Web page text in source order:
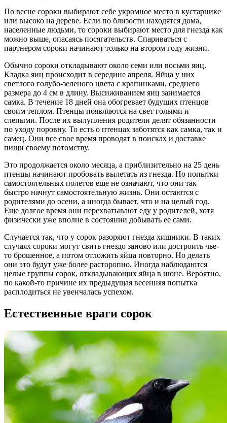
По весне сороки выбирают себе укромное место в кустарнике
или высоко на дереве. Если по близости находятся дома,
населенные людьми, то сороки выбирают место для гнезда как
можно выше, опасаясь посягательств. Спариваться с
партнером сороки начинают только на втором году жизни.
Обычно сороки откладывают около семи или восьми яиц.
Кладка яиц происходит в середине апреля. Яйца у них
светлого голубо-зеленого цвета с крапинками, среднего
размера до 4 см в длину. Высиживанием яиц занимается
самка. В течение 18 дней она обогревает будущих птенцов
своим теплом. Птенцы появляются на свет голыми и
слепыми. После их вылупления родители делят обязанности
по уходу поровну. То есть о птенцах заботятся как самка, так и
самец. Они все свое время проводят в поисках и доставке
пищи своему потомству.
Это продолжается около месяца, а приблизительно на 25 день
птенцы начинают пробовать вылетать из гнезда. Но попытки
самостоятельных полетов еще не означают, что они так
быстро начнут самостоятельную жизнь. Они остаются с
родителями до осени, а иногда бывает, что и на целый год.
Еще долгое время они перехватывают еду у родителей, хотя
физически уже вполне в состоянии добывать ее сами.
Случается так, что у сорок разоряют гнезда хищники. В таких
случаях сороки могут свить гнездо заново или достроить чье-
то брошенное, а потом отложить яйца повторно. Но делать
они это будут уже более расторопно. Иногда наблюдаются
целые группы сорок, откладывающих яйца в июне. Вероятно,
по какой-то причине их предыдущая весенняя попытка
расплодиться не увенчалась успехом.
Естественные враги сорок